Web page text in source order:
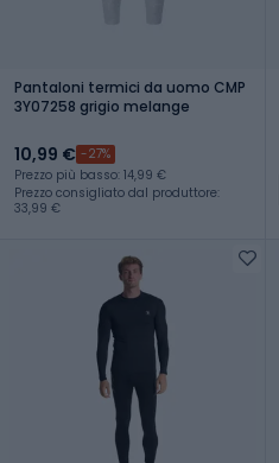
Pantaloni termici da uomo CMP
3Y07258 grigio melange
10,99 € -27%
Prezzo più basso: 14,99 €
Prezzo consigliato dal produttore:
33,99 €